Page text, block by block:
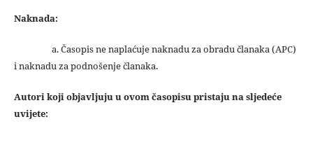
Naknada:
a. Časopis ne naplaćuje naknadu za obradu članaka (APC)
i naknadu za podnošenje članaka.
Autori koji objavljuju u ovom časopisu pristaju na sljedeće
uvijete: